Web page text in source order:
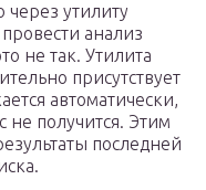
утилиту
анализ
не так. Утилита
присутствует
автоматически,
не получится. Этим
последней